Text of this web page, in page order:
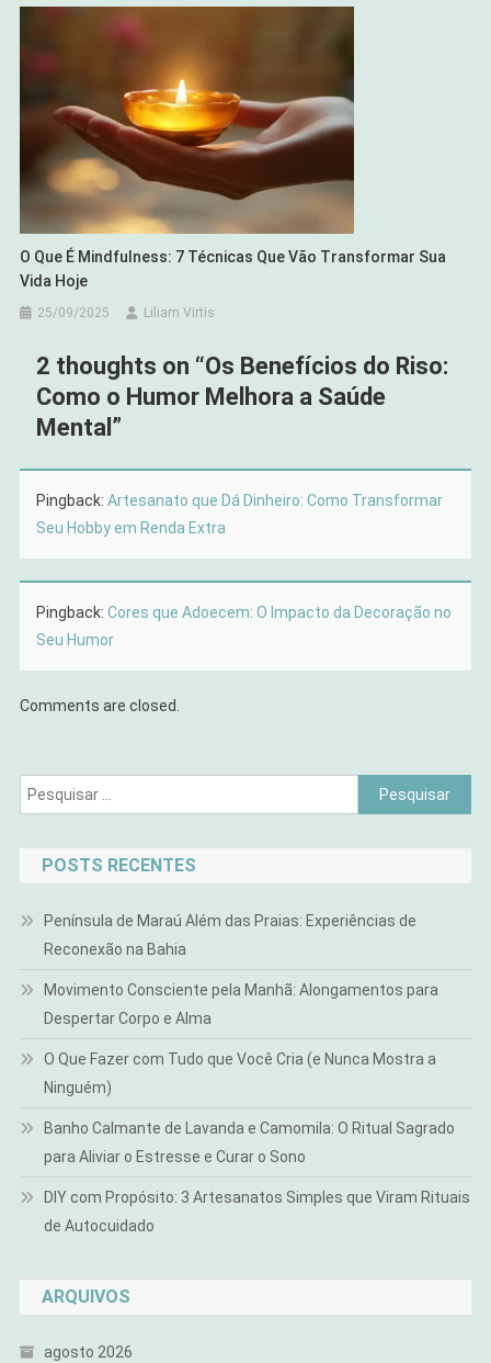
O Que É Mindfulness: 7 Técnicas Que Vão Transformar Sua
Vida Hoje
25/09/2025 Liliam Virtis
2 thoughts on “Os Benefícios do Riso:
Como o Humor Melhora a Saúde
Mental ”
Pingback: Artesanato que Dá Dinheiro: Como Transformar
Seu Hobby em Renda Extra
Pingback: Cores que Adoecem: O Impacto da Decoração no
Seu Humor
Comments are closed.
Pesquisar
por:
POSTS RECENTES
Península de Maraú Além das Praias: Experiências de
Reconexão na Bahia
Movimento Consciente pela Manhã: Alongamentos para
Despertar Corpo e Alma
O Que Fazer com Tudo que Você Cria (e Nunca Mostra a
Ninguém)
Banho Calmante de Lavanda e Camomila: O Ritual Sagrado
para Aliviar o Estresse e Curar o Sono
DIY com Propósito: 3 Artesanatos Simples que Viram Rituais
de Autocuidado
ARQUIVOS
agosto 2026